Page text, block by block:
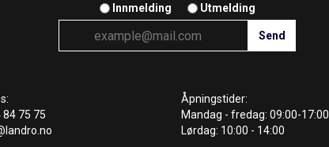
Innmelding
Utmelding
75 75
Åpningstider:
Mandag - fredag: 09:00-17:00
Lørdag: 10:00 - 14:00